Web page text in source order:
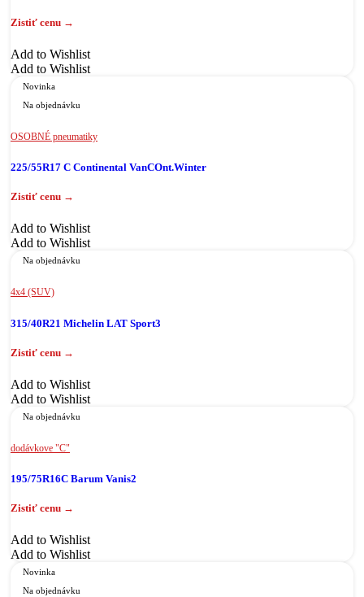
Add to Wishlist
Add to Wishlist
Novinka
Na objednávku
OSOBNÉ pneumatiky
225/55R17 C Continental VanCOnt.Winter
Add to Wishlist
Add to Wishlist
Na objednávku
4x4 (SUV)
315/40R21 Michelin LAT Sport3
Add to Wishlist
Add to Wishlist
Na objednávku
dodávkove "C"
195/75R16C Barum Vanis2
Add to Wishlist
Add to Wishlist
Novinka
Na objednávku